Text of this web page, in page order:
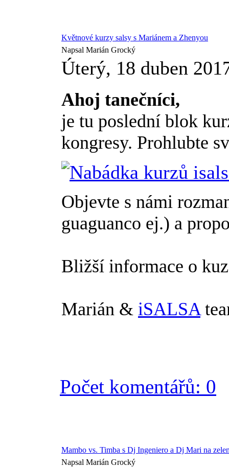
Květnové kurzy salsy s Mariánem a Zhenyou
Napsal Marián Grocký
Úterý, 18 duben
Ahoj tanečníci,
je tu poslední blok
kongresy. Prohlubte
Objevte s námi
guaguanco ej.) a
Bližší informace o
Marián & iSALSA
Počet komentářů: 0
Mambo vs. Timba s Dj Ingeniero a Dj Mari na
Napsal Marián Grocký